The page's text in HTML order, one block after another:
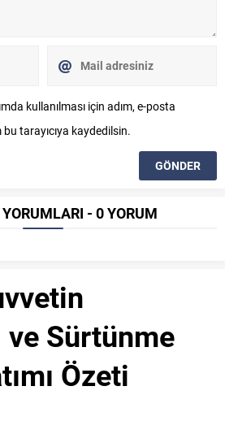
kullanılması için adım, e-posta
tarayıcıya kaydedilsin.
- 0 YORUM
Sürtünme
Özeti